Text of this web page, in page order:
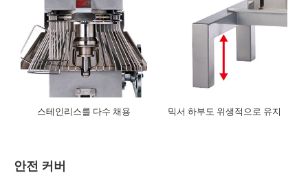
스테인리스를 다수 채용 믹서 하부도 위생적으로 유지
안전 커버